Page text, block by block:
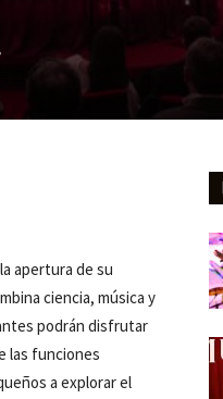
apertura de su
ciencia, música y
podrán disfrutar
las funciones
a explorar el